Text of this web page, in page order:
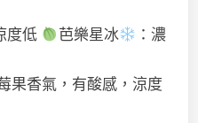
度低
芭樂星冰
：濃
果香氣，有酸感，涼度